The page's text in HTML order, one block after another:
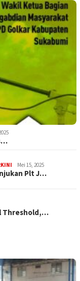
Mei 15, 2025
Plt J…
Threshold,…